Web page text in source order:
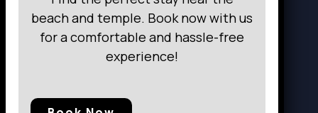
beach and temple. Book now with us
for a comfortable and hassle-free
experience!